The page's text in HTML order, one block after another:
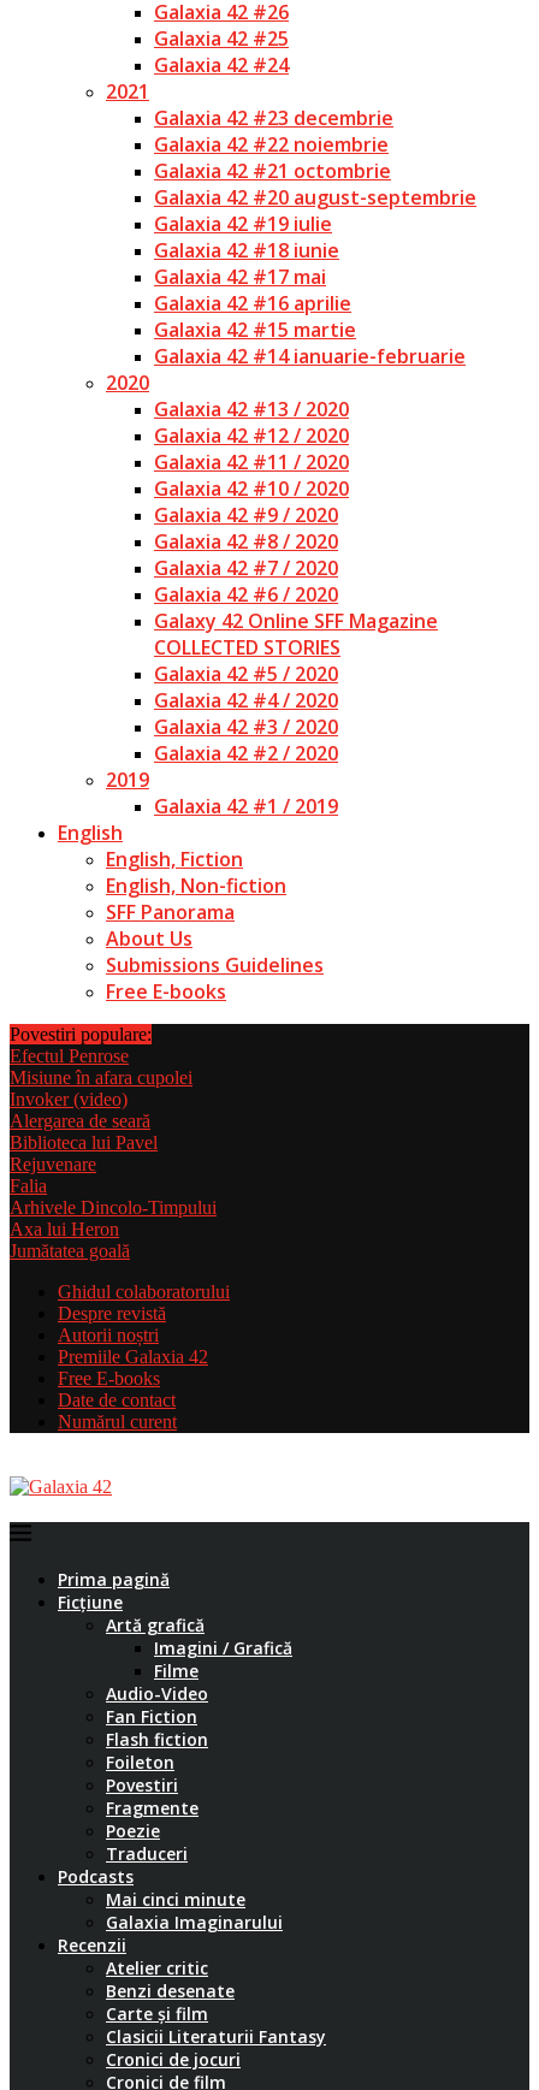
Galaxia 42 #26
Galaxia 42 #25
Galaxia 42 #24
2021
Galaxia 42 #23 decembrie
Galaxia 42 #22 noiembrie
Galaxia 42 #21 octombrie
Galaxia 42 #20 august-septembrie
Galaxia 42 #19 iulie
Galaxia 42 #18 iunie
Galaxia 42 #17 mai
Galaxia 42 #16 aprilie
Galaxia 42 #15 martie
Galaxia 42 #14 ianuarie-februarie
2020
Galaxia 42 #13 / 2020
Galaxia 42 #12 / 2020
Galaxia 42 #11 / 2020
Galaxia 42 #10 / 2020
Galaxia 42 #9 / 2020
Galaxia 42 #8 / 2020
Galaxia 42 #7 / 2020
Galaxia 42 #6 / 2020
Galaxy 42 Online SFF Magazine
COLLECTED STORIES
Galaxia 42 #5 / 2020
Galaxia 42 #4 / 2020
Galaxia 42 #3 / 2020
Galaxia 42 #2 / 2020
2019
Galaxia 42 #1 / 2019
English
English, Fiction
English, Non-fiction
SFF Panorama
About Us
Submissions Guidelines
Free E-books
Povestiri populare:
Efectul Penrose
Misiune în afara cupolei
Invoker (video)
Alergarea de seară
Biblioteca lui Pavel
Rejuvenare
Falia
Arhivele Dincolo-Timpului
Axa lui Heron
Jumătatea goală
Ghidul colaboratorului
Despre revistă
Autorii noștri
Premiile Galaxia 42
Free E-books
Date de contact
Numărul curent
Prima pagină
Ficțiune
Artă grafică
Imagini / Grafică
Filme
Audio-Video
Fan Fiction
Flash fiction
Foileton
Povestiri
Fragmente
Poezie
Traduceri
Podcasts
Mai cinci minute
Galaxia Imaginarului
Recenzii
Atelier critic
Benzi desenate
Carte și film
Clasicii Literaturii Fantasy
Cronici de jocuri
Cronici de film